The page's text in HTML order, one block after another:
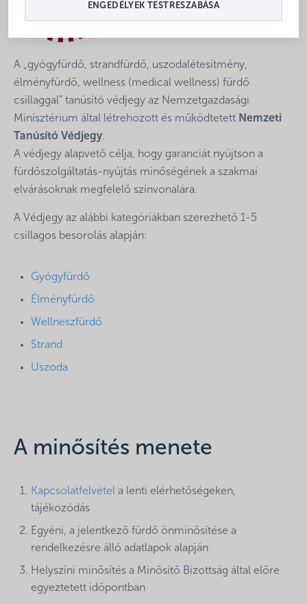
ENGEDÉLYEK TESTRESZABÁSA
A „gyógyfürdő, strandfürdő, uszodalétesítmény,
élményfürdő, wellness (medical wellness) fürdő
csillaggal” tanúsító védjegy az Nemzetgazdasági
Minisztérium által létrehozott és működtetett Nemzeti
Tanúsító Védjegy.
A védjegy alapvető célja, hogy garanciát nyújtson a
fürdőszolgáltatás-nyújtás minőségének a szakmai
elvárásoknak megfelelő színvonalára.
A Védjegy az alábbi kategóriákban szerezhető 1-5
csillagos besorolás alapján:
Gyógyfürdő
Élményfürdő
Wellneszfürdő
Strand
Uszoda
A minősítés menete
Kapcsolatfelvétel a lenti elérhetőségeken,
tájékozódás
Egyéni, a jelentkező fürdő önminősítése a
rendelkezésre álló adatlapok alapján
Helyszíni minősítés a Minősítő Bizottság által előre
egyeztetett időpontban